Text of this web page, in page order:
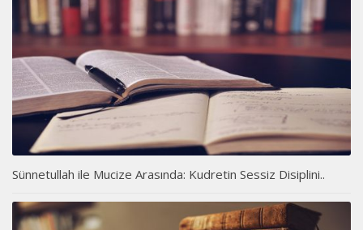
Sünnetullah ile Mucize Arasında: Kudretin Sessiz Disiplini..